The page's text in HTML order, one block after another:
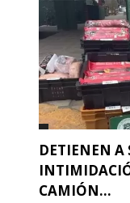
DETIENEN A
CAMIÓN...